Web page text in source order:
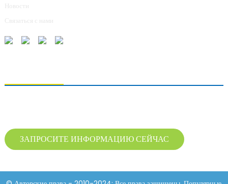
Новости
Связаться с нами
ЗАПРОСИТЕ ИНФОРМАЦИЮ СЕЙЧАС